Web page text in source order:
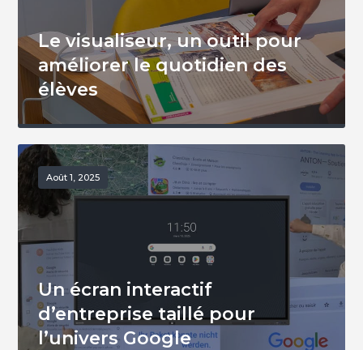
Le visualiseur, un outil pour
améliorer le quotidien des
élèves
Août 1, 2025
Un écran interactif
d’entreprise taillé pour
l’univers Google